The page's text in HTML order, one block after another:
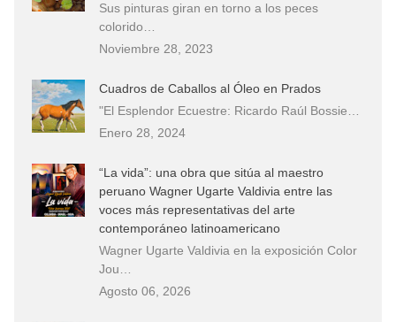
Sus pinturas giran en torno a los peces
colorido…
Noviembre 28, 2023
Cuadros de Caballos al Óleo en Prados
"El Esplendor Ecuestre: Ricardo Raúl Bossie…
Enero 28, 2024
“La vida”: una obra que sitúa al maestro
peruano Wagner Ugarte Valdivia entre las
voces más representativas del arte
contemporáneo latinoamericano
Wagner Ugarte Valdivia en la exposición Color
Jou…
Agosto 06, 2026